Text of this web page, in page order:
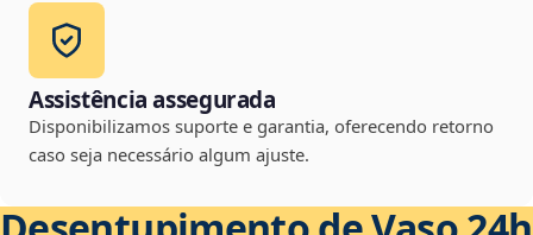
Assistência assegurada
Disponibilizamos suporte e garantia, oferecendo retorno
caso seja necessário algum ajuste.